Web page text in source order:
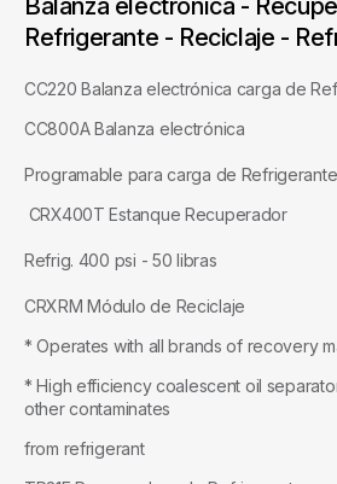
Balanza electroníca -
Refrigerante - Reciclaje -
CC220 Balanza electrónica carga de
CC800A Balanza electrónica
Programable para carga de
CRX400T Estanque Recuperador
Refrig. 400 psi - 50 libras
CRXRM Módulo de Reciclaje
* Operates with all brands of recovery
* High efficiency coalescent oil
other contaminates
from refrigerant